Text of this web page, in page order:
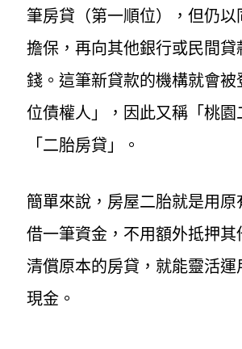
筆房貸（第一順位），但仍
擔保，再向其他銀行或民間
錢。這筆新貸款的機構就會被
位債權人」，因此又稱「桃
「二胎房貸」。
簡單來說，房屋二胎就是用
借一筆資金，不用額外抵押其
清償原本的房貸，就能靈活運
現金。